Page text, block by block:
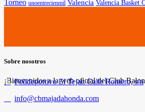
Torneo unoentrecienmil Valencia Valencia Basket
Sobre nosotros
¡Bienvenidos a la web oficial del Club
Polideportivo El Tejar. Calle Romero, s/n
info@cbmajadahonda.com